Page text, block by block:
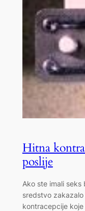
Hitna
poslije
Ako ste imali
sredstvo
kontracepcije